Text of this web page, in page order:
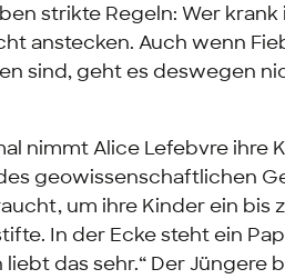
strikte Regeln: Wer
anstecken. Auch wenn
sind, geht es deswegen
nimmt Alice Lefebvre ihre
geowissenschaftlichen
um ihre Kinder ein bis
In der Ecke steht ein
liebt das sehr.“ Der Jüngere